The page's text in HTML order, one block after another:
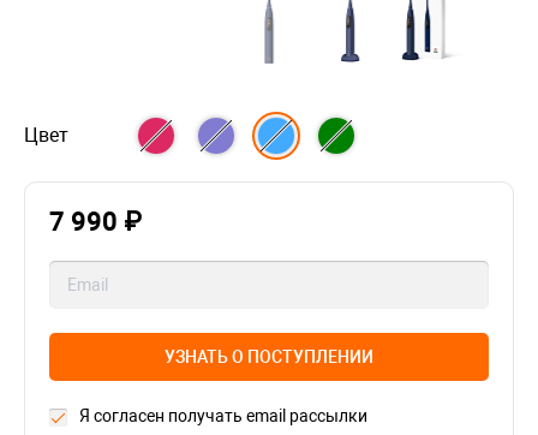
Цвет
7 990 ₽
УЗНАТЬ О ПОСТУПЛЕНИИ
Я согласен получать email рассылки